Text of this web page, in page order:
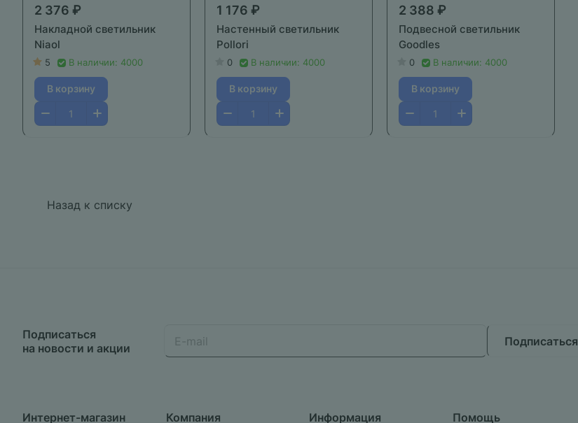
2 376 ₽
Накладной светильник
Niaol
5 В наличии: 4000
В корзину
1 176 ₽
Настенный светильник
Pollori
0 В наличии: 4000
В корзину
2 388 ₽
Подвесной светильник
Goodles
0 В наличии: 4000
В корзину
Назад к списку
Подписаться
на новости и акции
Подписаться
Интернет-магазин Компания Информация Помощь